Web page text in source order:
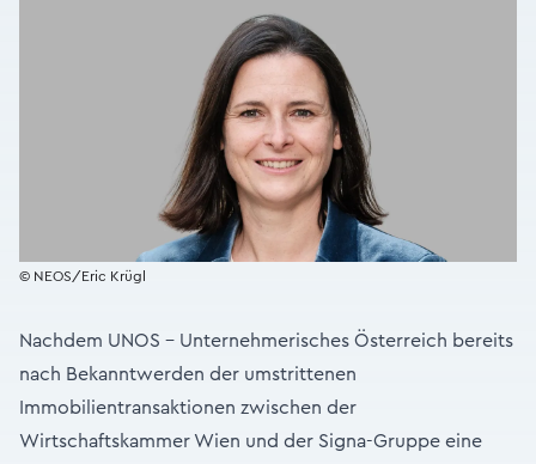
© NEOS/Eric Krügl
Nachdem UNOS – Unternehmerisches Österreich bereits
nach Bekanntwerden der umstrittenen
Immobilientransaktionen zwischen der
Wirtschaftskammer Wien und der Signa-Gruppe eine